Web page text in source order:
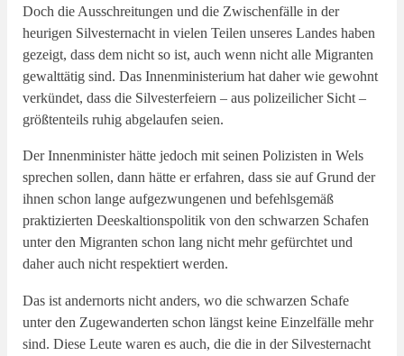
Doch die Ausschreitungen und die Zwischenfälle in der
heurigen Silvesternacht in vielen Teilen unseres Landes haben
gezeigt, dass dem nicht so ist, auch wenn nicht alle Migranten
gewalttätig sind. Das Innenministerium hat daher wie gewohnt
verkündet, dass die Silvesterfeiern – aus polizeilicher Sicht –
größtenteils ruhig abgelaufen seien.
Der Innenminister hätte jedoch mit seinen Polizisten in Wels
sprechen sollen, dann hätte er erfahren, dass sie auf Grund der
ihnen schon lange aufgezwungenen und befehlsgemäß
praktizierten Deeskaltionspolitik von den schwarzen Schafen
unter den Migranten schon lang nicht mehr gefürchtet und
daher auch nicht respektiert werden.
Das ist andernorts nicht anders, wo die schwarzen Schafe
unter den Zugewanderten schon längst keine Einzelfälle mehr
sind. Diese Leute waren es auch, die die in der Silvesternacht